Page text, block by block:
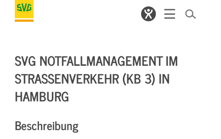
SVG NOTFALLMANAGEMENT IM
STRASSENVERKEHR (KB 3) IN H
AMBURG
Beschreibung